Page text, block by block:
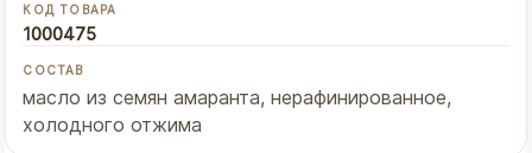
КОД ТОВАРА
1000475
СОСТАВ
масло из семян амаранта, нерафинированное,
холодного отжима